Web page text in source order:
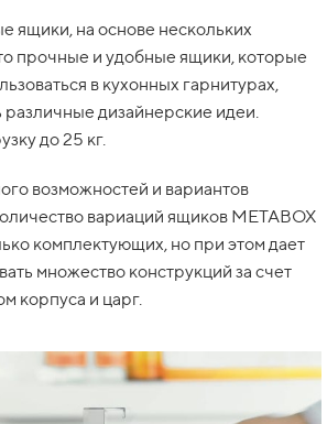
ящики, на основе нескольких
прочные и удобные ящики, которые
в кухонных гарнитурах,
дизайнерские идеи.
до 25 кг.
возможностей и вариантов
вариаций ящиков METABOX
комплектующих, но при этом дает
множество конструкций за счет
корпуса и царг.